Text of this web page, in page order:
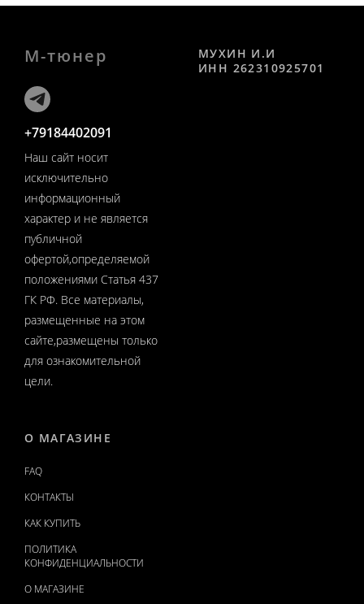
М-тюнер
+79184402091
Наш сайт носит
исключительно
информационный
характер и не является
публичной
офертой,определяемой
положениями Статья 437
ГК РФ. Все материалы,
размещенные на этом
сайте,размещены только
для ознакомительной
цели.
МУХИН И.И
ИНН 262310925701
О МАГАЗИНЕ
FAQ
КОНТАКТЫ
КАК КУПИТЬ
ПОЛИТИКА
КОНФИДЕНЦИАЛЬНОСТИ
О МАГАЗИНЕ